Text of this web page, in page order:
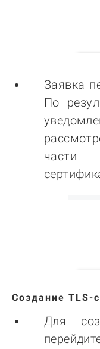
Заявка
По
части
Создание TLS-
Для